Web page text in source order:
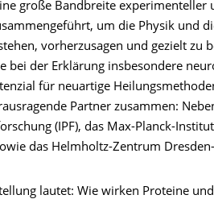
große Bandbreite experimenteller
um die Physik und
vorherzusagen und gezielt zu
bei der Erklärung insbesondere
für neuartige
Partner zusammen:
(IPF), das Max-Planck-
das Helmholtz-Zentrum
lautet: Wie wirken Proteine